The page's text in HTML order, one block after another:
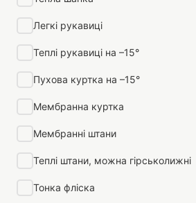
Легкі рукавиці
Теплі рукавиці на –15°
Пухова куртка на –15°
Мембранна куртка
Мембранні штани
Теплі штани, можна гірськолижні
Тонка фліска